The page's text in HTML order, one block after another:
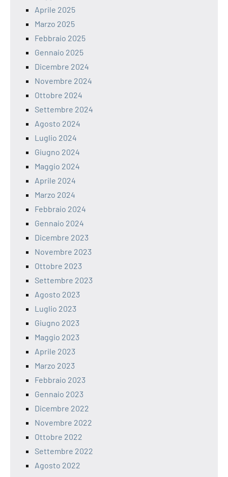
Aprile 2025
Marzo 2025
Febbraio 2025
Gennaio 2025
Dicembre 2024
Novembre 2024
Ottobre 2024
Settembre 2024
Agosto 2024
Luglio 2024
Giugno 2024
Maggio 2024
Aprile 2024
Marzo 2024
Febbraio 2024
Gennaio 2024
Dicembre 2023
Novembre 2023
Ottobre 2023
Settembre 2023
Agosto 2023
Luglio 2023
Giugno 2023
Maggio 2023
Aprile 2023
Marzo 2023
Febbraio 2023
Gennaio 2023
Dicembre 2022
Novembre 2022
Ottobre 2022
Settembre 2022
Agosto 2022